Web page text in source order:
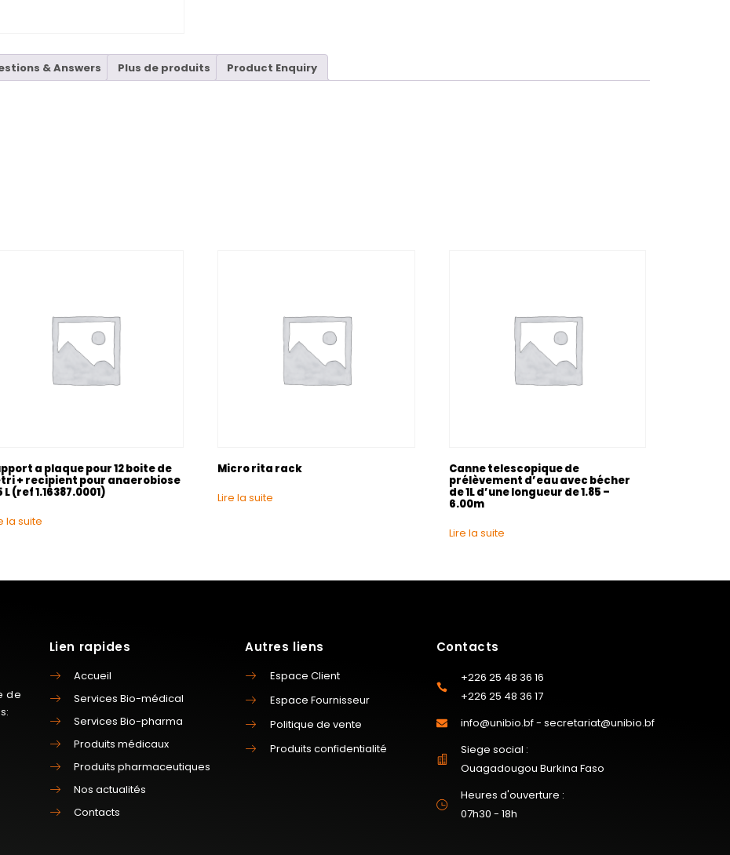
& Answers Plus de produits Product Enquiry
a plaque pour 12 boite de
+ recipient pour anaerobiose
L (ref 1.16387.0001)
la suite
Micro rita rack
Lire la suite
Canne telescopique de
prélèvement d’eau avec bécher
de 1L d’une longueur de 1.85 –
6.00m
Lire la suite
de
Lien rapides
Accueil
Services Bio-médical
Services Bio-pharma
Produits médicaux
Produits pharmaceutiques
Nos actualités
Contacts
Autres liens
Espace Client
Espace Fournisseur
Politique de vente
Produits confidentialité
Contacts
+226 25 48 36 16
+226 25 48 36 17
info@unibio.bf - secretariat@unibio.bf
Siege social :
Ouagadougou Burkina Faso
Heures d'ouverture :
07h30 - 18h